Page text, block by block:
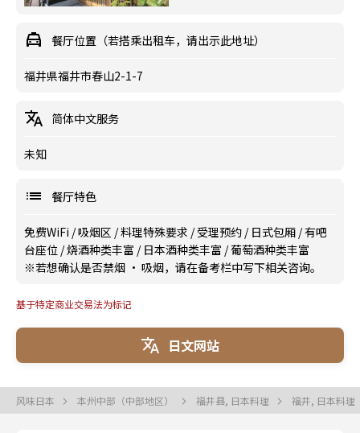
餐厅位置（若搭乘出租车，请出示此地址）
福井県福井市春山2-1-7
简体中文服务
未知
餐厅特色
免费WiFi /吸烟区 /料理特殊要求 /受理预约 / 日式包厢 /有吧
台座位 /烧酒种类丰富 / 日本酒种类丰富 /葡萄酒种类丰富
※若想确认是否禁烟 · 吸烟，请在备考栏中写下相关咨询。
基于特定商业交易法为标记
日文网站
风味日本 本州中部（中部地区） 福井县, 日本料理 福井, 日本料理